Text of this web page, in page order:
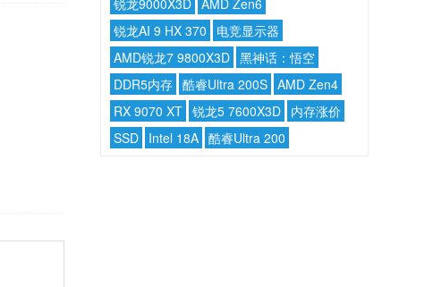
锐龙9000X3D AMD Zen6
锐龙AI 9 HX 370
电竞显示器
AMD锐龙7 9800X3D 黑神话：悟空
DDR5内存 酷睿Ultra 200S AMD Zen4
RX 9070 XT 锐龙5 7600X3D 内存涨价
SSD Intel 18A 酷睿Ultra 200